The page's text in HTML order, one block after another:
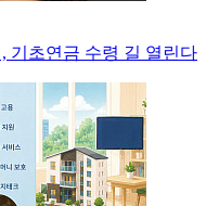
기초연금 수령 길 열린다